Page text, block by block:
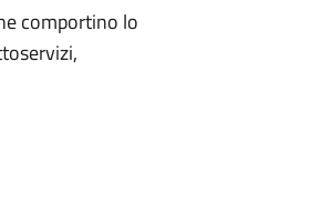
comportino lo